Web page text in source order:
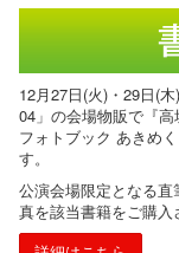
12月27日(火)・29日(
04」の会場物販で『
フォトブック あきめ
す。
公演会場限定となる
真を該当書籍をご購入